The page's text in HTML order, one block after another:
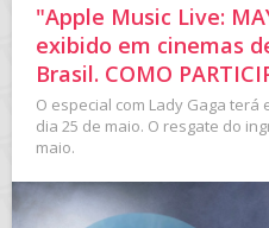
"Apple Music Live:
exibido em cinemas
Brasil. COMO
O especial com Lady Gaga
dia 25 de maio. O resgate do
maio.